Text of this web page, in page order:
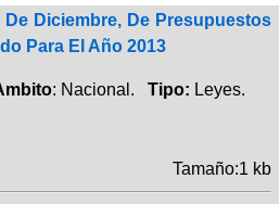
De Diciembre, De Presupuestos
Para El Año 2013
: Nacional. Tipo: Leyes.
Tamaño:1 kb